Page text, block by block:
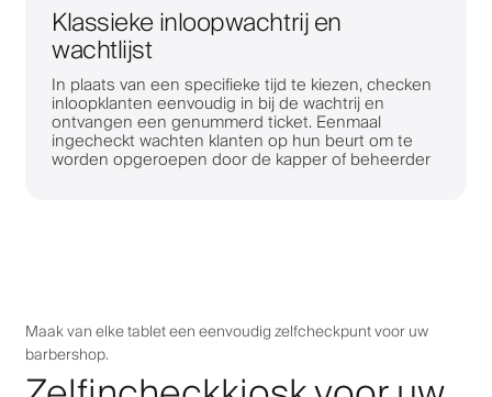
Klassieke inloopwachtrij en
wachtlijst
In plaats van een specifieke tijd te kiezen, checken
inloopklanten eenvoudig in bij de wachtrij en
ontvangen een genummerd ticket. Eenmaal
ingecheckt wachten klanten op hun beurt om te
worden opgeroepen door de kapper of beheerder
Maak van elke tablet een eenvoudig zelfcheckpunt voor uw
barbershop.